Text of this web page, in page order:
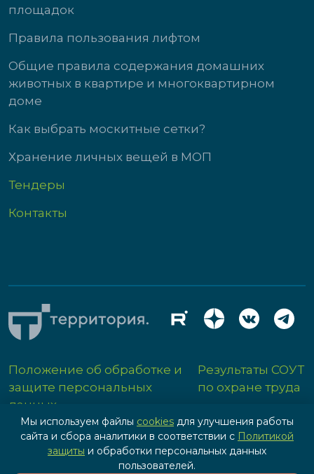
площадок
Правила пользования лифтом
Общие правила содержания домашних
животных в квартире и многоквартирном
доме
Как выбрать москитные сетки?
Хранение личных вещей в МОП
Тендеры
Контакты
Положение об обработке и
защите персональных
данных
Результаты СОУТ
по охране труда
Мы используем файлы cookies для улучшения работы
сайта и сбора аналитики в соответствии с Политикой
защиты и обработки персональных данных
пользователей.